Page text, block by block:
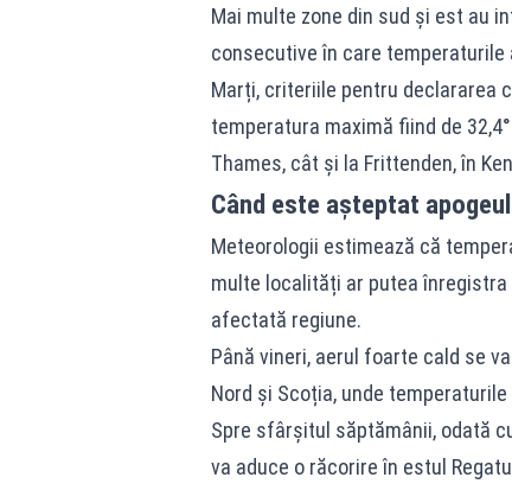
Mai multe zone din sud și est au
consecutive în care
Marți, criteriile pentru declararea
temperatura maximă fiind de
Thames, cât și la Frittenden, în
Când este așteptat
Meteorologii estimează că
multe localități ar putea înregistra
afectată regiune.
Până vineri, aerul foarte cald se
Nord și Scoția, unde
Spre sfârșitul săptămânii, odată
va aduce o răcorire în estul